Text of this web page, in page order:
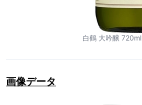
白鶴 大吟醸 720ml
画像データ